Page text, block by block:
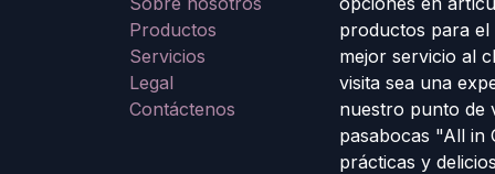
Productos
Servicios
Legal
Contáctenos
productos para
mejor servicio al
visita sea una
nuestro punto de
pasabocas "All in
prácticas y